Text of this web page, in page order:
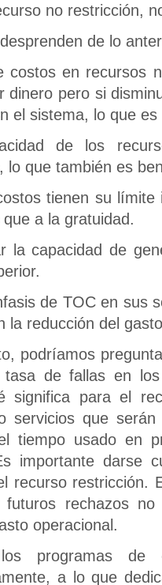
no restricción,
de lo
costos en recursos
dinero pero si
el sistema, lo que
de los
lo que también es
tienen su
a la gratuidad.
la capacidad de
de TOC en sus
la reducción del
podríamos
tasa de fallas en
significa para el
servicios que serán
tiempo usado en
importante darse
recurso restricción.
futuros rechazos
operacional.
programas de
a lo que